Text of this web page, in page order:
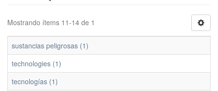
Mostrando ítems 11-14 de 1
sustancias peligrosas (1)
technologies (1)
tecnologías (1)